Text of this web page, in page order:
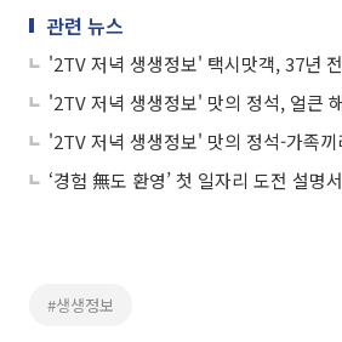
관련 뉴스
‘경험 無도 환영’ 첫 일자리 도전 설명서
#생생정보